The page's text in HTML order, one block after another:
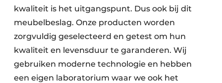
kwaliteit is het uitgangspunt. Dus ook bij dit
meubelbeslag. Onze producten worden
zorgvuldig geselecteerd en getest om hun
kwaliteit en levensduur te garanderen. Wij
gebruiken moderne technologie en hebben
een eigen laboratorium waar we ook het